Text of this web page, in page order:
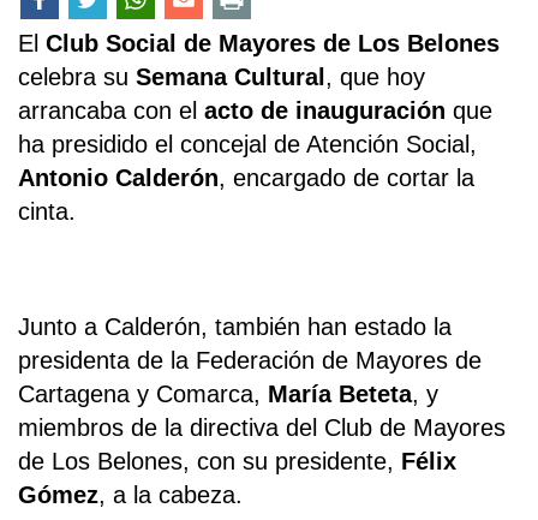
El Club Social de Mayores de Los Belones
celebra su Semana Cultural , que hoy
arrancaba con el acto de inauguración que
ha presidido el concejal de Atención Social,
Antonio Calderón, encargado de cortar la
cinta.
Junto a Calderón, también han estado la
presidenta de la Federación de Mayores de
Cartagena y Comarca, María Beteta, y
miembros de la directiva del Club de Mayores
de Los Belones, con su presidente, Félix
Gómez, a la cabeza.